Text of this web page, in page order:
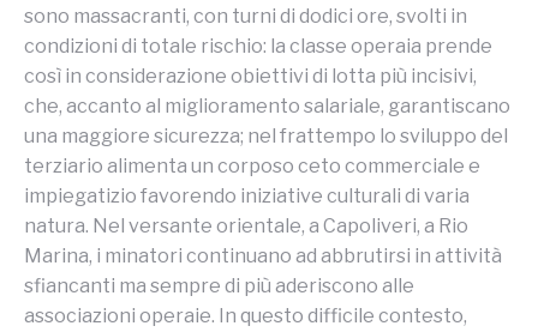
sono massacranti, con turni di dodici ore, svolti in
condizioni di totale rischio: la classe operaia prende
così in considerazione obiettivi di lotta più incisivi,
che, accanto al miglioramento salariale, garantiscano
una maggiore sicurezza; nel frattempo lo sviluppo del
terziario alimenta un corposo ceto commerciale e
impiegatizio favorendo iniziative culturali di varia
natura. Nel versante orientale, a Capoliveri, a Rio
Marina, i minatori continuano ad abbrutirsi in attività
sfiancanti ma sempre di più aderiscono alle
associazioni operaie. In questo difficile contesto,